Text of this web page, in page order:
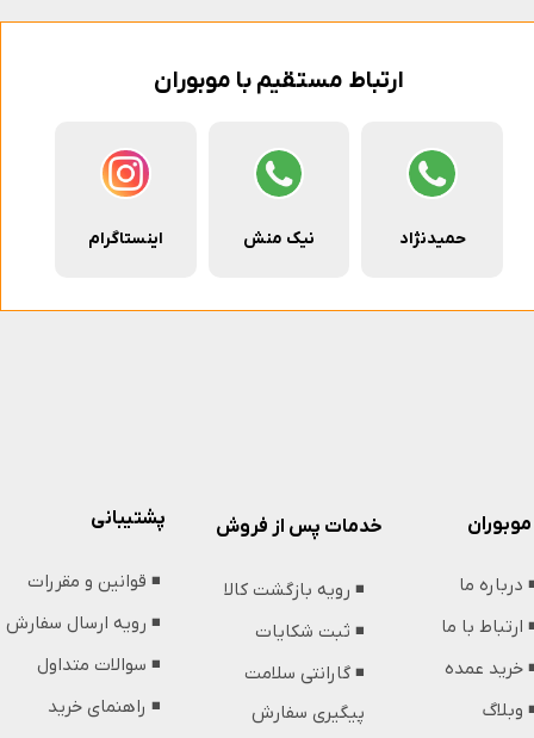
ارتباط مستقیم با موبوران
حمیدنژاد نیک منش اینستاگرام
پشتیبانی
◾️ قوانین و مقررات
◾️ رویه ارسال سفارش
◾️ سوالات متداول
◾️ راهنمای خرید
موبوران
درباره ما
ارتباط با ما
خرید عمده
وبلاگ
خدمات پس از فروش
◾️ رویه بازگشت کالا
◾️ ثبت شکایات
◾️ گارانتی سلامت
پیگیری سفارش